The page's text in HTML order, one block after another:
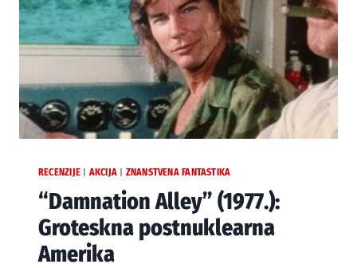
RECENZIJE AKCIJA ZNANSTVENA FANTASTIKA
“Damnation Alley” (1977.):
Groteskna postnuklearna
Amerika